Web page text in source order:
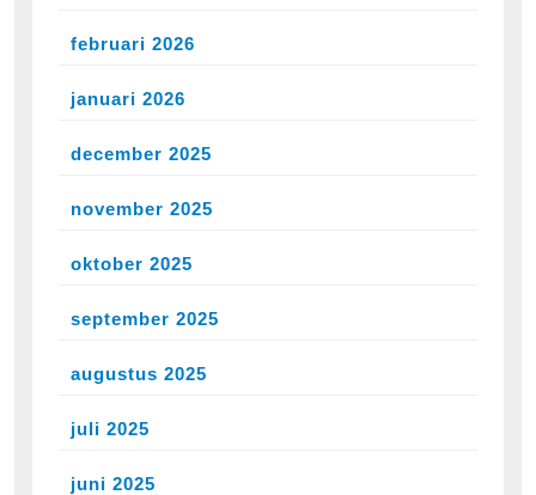
februari 2026
januari 2026
december 2025
november 2025
oktober 2025
september 2025
augustus 2025
juli 2025
juni 2025